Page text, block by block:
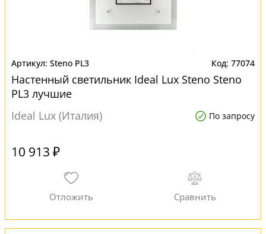
Steno PL3 77074
Настенный светильник Ideal Lux Steno Steno
PL3 лучшие
Ideal Lux (Италия)
По запросу
10 913 ₽